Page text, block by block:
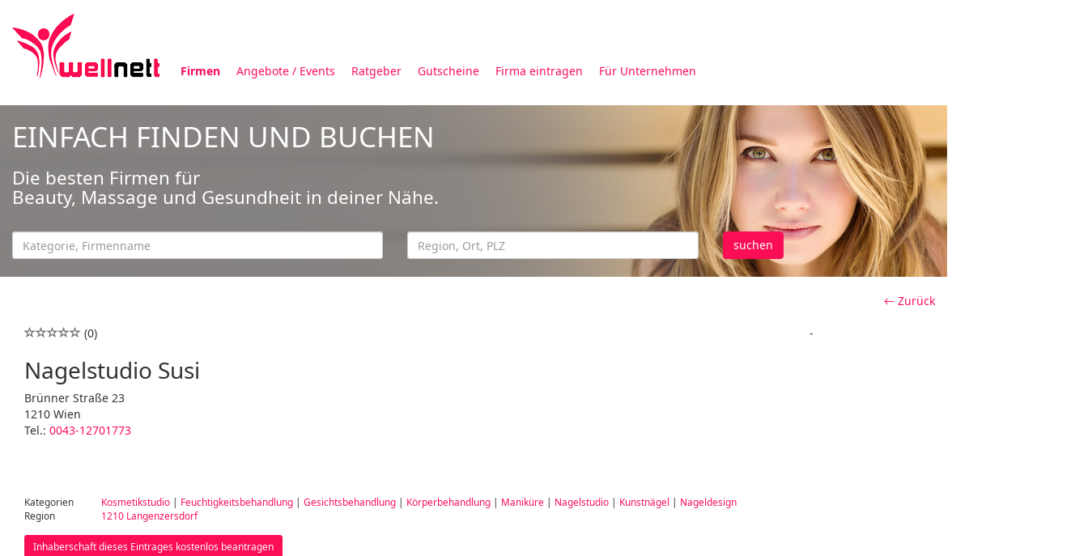
Firmen Angebote / Events Ratgeber Gutscheine Firma eintragen Für Unternehmen
EINFACH FINDEN UND BUCHEN
Die besten Firmen für
Beauty, Massage und Gesundheit in deiner Nähe.
suchen
← Zurück
(0)
Nagelstudio Susi
Brünner Straße 23
1210 Wien
Tel.: 0043-12701773
-
Kategorien Kosmetikstudio | Feuchtigkeitsbehandlung | Gesichtsbehandlung | Körperbehandlung | Maniküre | Nagelstudio | Kunstnägel | Nageldesign
Region
1210 Langenzersdorf
Inhaberschaft dieses Eintrages kostenlos beantragen